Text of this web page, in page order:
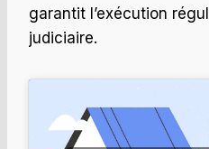
garantit l’exécution
judiciaire.